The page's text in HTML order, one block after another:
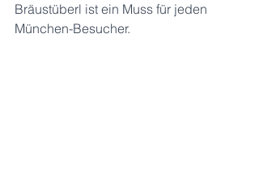
Bräustüberl ist ein Muss für jeden
München-Besucher.